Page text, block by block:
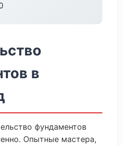
в
фундаментов
Опытные мастера,